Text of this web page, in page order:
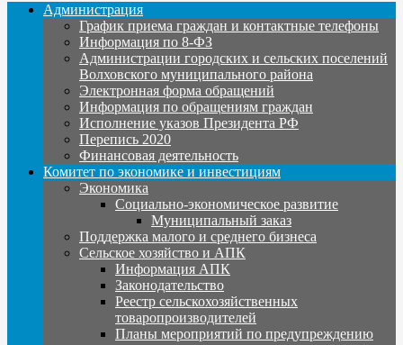
Администрация
График приема граждан и контактные телефоны
Информация по 8-ФЗ
Администрации городских и сельских поселений
Волховского муниципального района
Электронная форма обращений
Информация по обращениям граждан
Исполнение указов Президента РФ
Перепись 2020
Финансовая деятельность
Комитет по экономике и инвестициям
Экономика
Социально-экономическое развитие
Муниципальный заказ
Поддержка малого и среднего бизнеса
Сельское хозяйство и АПК
Информация АПК
Законодательство
Реестр сельскохозяйственных
товаропроизводителей
Планы мероприятий по предупреждению